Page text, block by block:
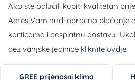
Ako ste odlučili kupiti kvalitetan
Aeres Vam nudi obročno plaćanje
karticama i besplatnu dostavu.
bez vanjske jedinice kliknite ovdje.
GREE prijenosni klima